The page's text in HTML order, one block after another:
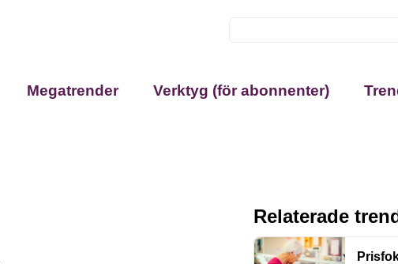
Megatrender Verktyg (för abonnenter)
Relaterade